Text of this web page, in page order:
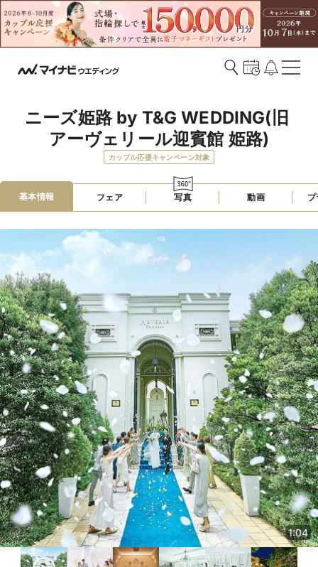
ニーズ姫路 by T&G WEDDING(旧
アーヴェリール迎賓館 姫路)
カップル応援キャンペーン対象
基本情報 フェア 写真 動画
1:04